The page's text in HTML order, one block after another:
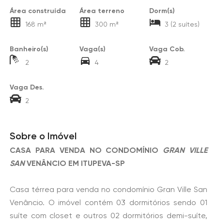
Área construída
168 m²
Área terreno
300 m²
Dorm(s)
3 (2 suítes)
Banheiro(s)
2
Vaga(s)
4
Vaga Cob.
2
Vaga Des.
2
Sobre o Imóvel
CASA PARA VENDA NO CONDOMÍNIO GRAN VILLE
SANVENÂNCIO EM ITUPEVA-SP
Casa térrea para venda no condomínio Gran Ville San
Venâncio. O imóvel contém 03 dormitórios sendo 01
suíte com closet e outros 02 dormitórios demi-suíte,